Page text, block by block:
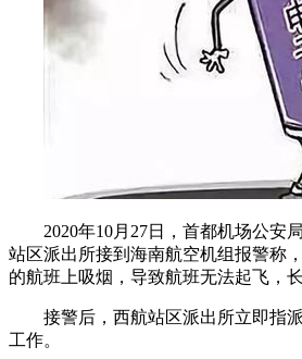
2020年10月27日，首都机场公安
站区派出所接到海南航空机组报警称
的航班上吸烟，导致航班无法起飞，
接警后，西航站区派出所立即指
工作。